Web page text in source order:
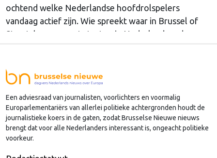
ochtend welke Nederlandse hoofdrolspelers
vandaag actief zijn. Wie spreekt waar in Brussel of
Straatsburg, en wat staat er in Nederland op de
Een adviesraad van journalisten, voorlichters en voormalig
Europarlementariërs van allerlei politieke achtergronden houdt de
journalistieke koers in de gaten, zodat Brusselse Nieuwe nieuws
brengt dat voor alle Nederlanders interessant is, ongeacht politieke
voorkeur.